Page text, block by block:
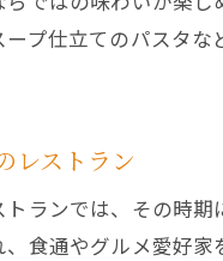
川口市の
感動の味を提
川口市
絶品パ
プ仕立てのパスタ
レストラン
ランでは、その時
食通やグルメ愛好